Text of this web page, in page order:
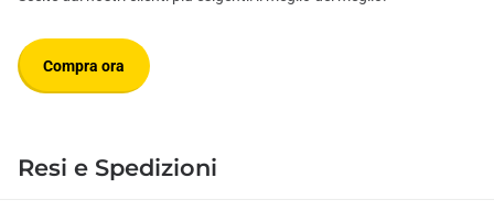
Compra ora
Resi e Spedizioni